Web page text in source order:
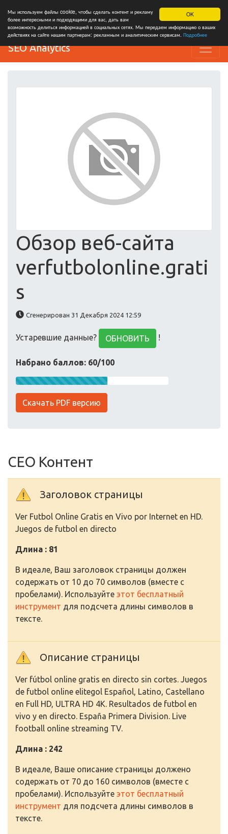
OK
Мы используем файлы cookie, чтобы сделать контент и рекламу
более интересными и подходящими для вас, дать вам
возможность делиться информацией в социальных сетях. Мы передаем информацию о ваших
действиях на сайте нашим партнерам: рекламным и аналитическим сервисам. Подробнее
SEO Analytics
Обзор веб-сайта
verfutbolonline.grati
s
Сгенерирован 31 Декабря 2024 12:59
Устаревшие данные? ОБНОВИТЬ !
Набрано баллов: 60/100
Скачать PDF версию
СЕО Контент
Заголовок страницы
Ver Futbol Online Gratis en Vivo por Internet en HD.
Juegos de futbol en directo
Длина : 81
В идеале, Ваш заголовок страницы должен
содержать от 10 до 70 символов (вместе с
пробелами). Используйте этот бесплатный
инструмент для подсчета длины символов в
тексте.
Описание страницы
Ver fútbol online gratis en directo sin cortes. Juegos
de futbol online elitegol Español, Latino, Castellano
en Full HD, ULTRA HD 4K. Resultados de futbol en
vivo y en directo. España Primera Division. Live
football online streaming TV.
Длина : 242
В идеале, Ваше описание страницы должено
содержать от 70 до 160 символов (вместе с
пробелами). Используйте этот бесплатный
инструмент для подсчета длины символов в
тексте.